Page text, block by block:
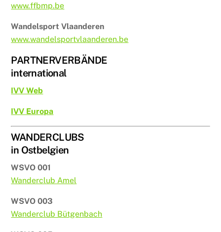
www.ffbmp.be
Wandelsport Vlaanderen
www.wandelsportvlaanderen.be
PARTNERVERBÄNDE
international
IVV Web
IVV Europa
WANDERCLUBS
in Ostbelgien
WSVO 001
Wanderclub Amel
WSVO 003
Wanderclub Bütgenbach